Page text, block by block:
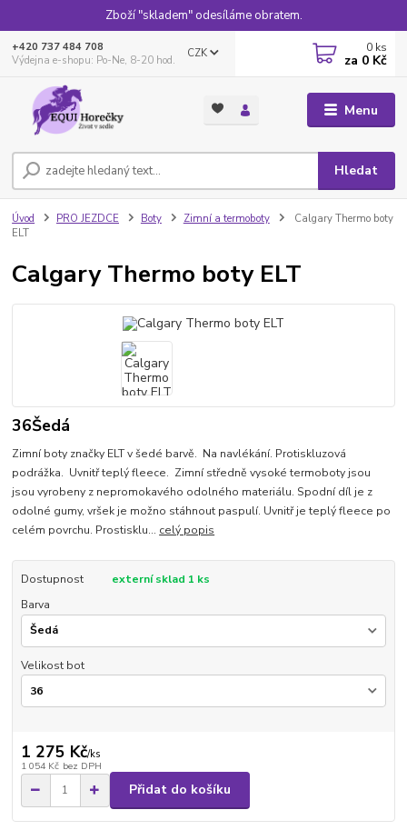
Zboží "skladem" odesíláme obratem.
Menu
CZK
Hledat
+420 737 484 708
Výdejna e-shopu: Po-Ne, 8-20 hod.
0 ks
za 0 Kč
Úvod PRO JEZDCE Boty Zimní a termoboty
Calgary Thermo boty
ELT
Calgary Thermo boty ELT
36Šedá
Zimní boty značky ELT v šedé barvě. Na navlékání. Protiskluzová
podrážka. Uvnitř teplý fleece. Zimní středně vysoké termoboty jsou
jsou vyrobeny z nepromokavého odolného materiálu. Spodní díl je z
odolné gumy, vršek je možno stáhnout paspulí. Uvnitř je teplý fleece po
celém povrchu. Prostisklu... celý popis
Dostupnost
externí sklad 1 ks
Barva
Velikost bot
1 275 Kč/ks
1 054 Kč bez DPH
Přidat do košíku